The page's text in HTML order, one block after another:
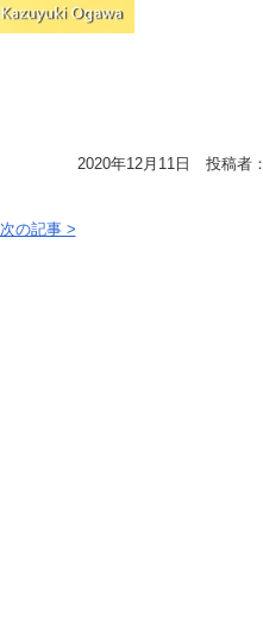
2020年12月11日 投稿者：
次の記事 >